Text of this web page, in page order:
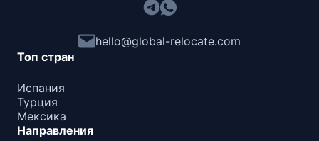
hello@global-relocate.com
Топ стран
Испания
Турция
Мексика
Направления